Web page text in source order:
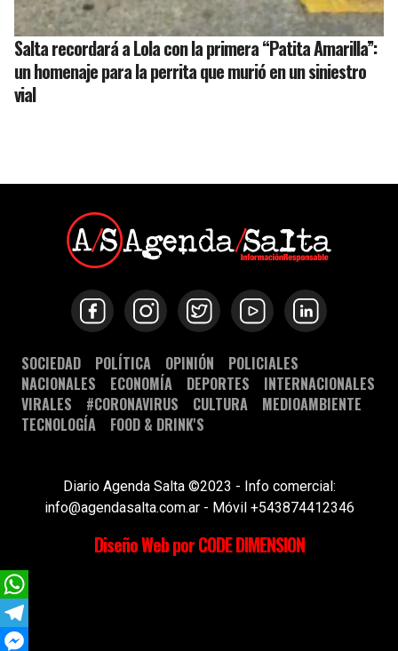
Salta recordará a Lola con la primera “Patita Amarilla”:
un homenaje para la perrita que murió en un siniestro
vial
SOCIEDAD POLÍTICA OPINIÓN
POLICIALES
NACIONALES
ECONOMÍA DEPORTES
INTERNACIONALES
VIRALES
#CORONAVIRUS CULTURA
MEDIOAMBIENTE
TECNOLOGÍA
FOOD & DRINK'S
Diario Agenda Salta ©2023 - Info comercial:
info@agendasalta.com.ar - Móvil +543874412346
Diseño Web por CODE DIMENSION
WhatsApp
Telegram